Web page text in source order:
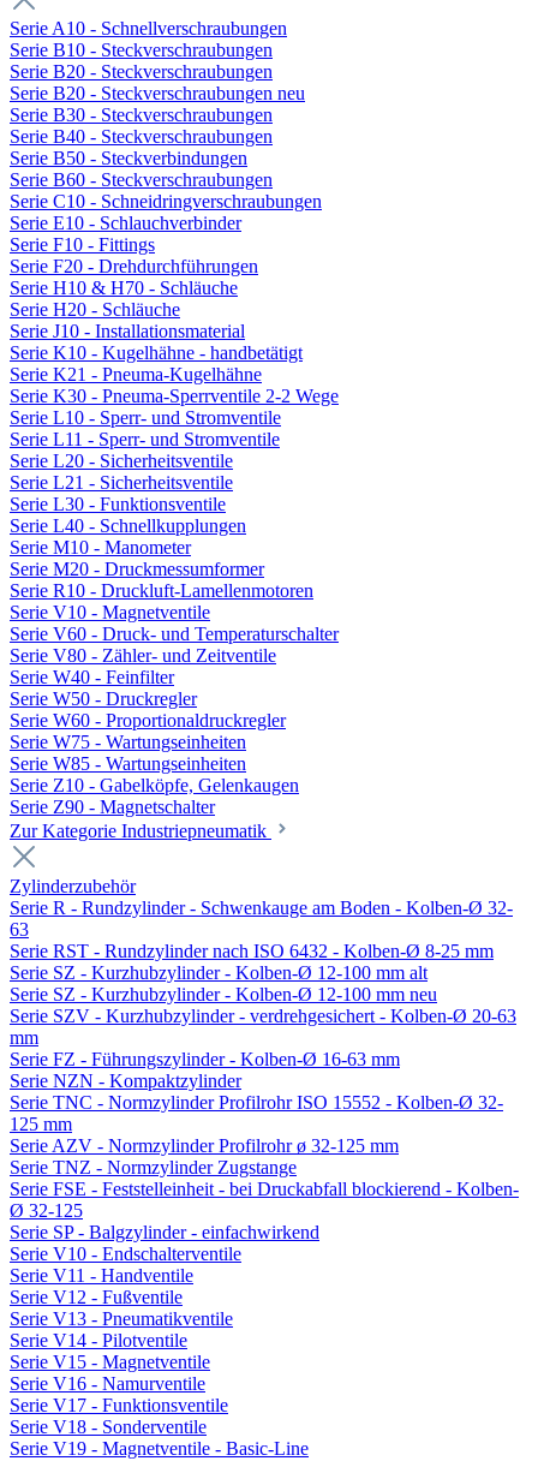
Serie A10 - Schnellverschraubungen
Serie B10 - Steckverschraubungen
Serie B20 - Steckverschraubungen
Serie B20 - Steckverschraubungen neu
Serie B30 - Steckverschraubungen
Serie B40 - Steckverschraubungen
Serie B50 - Steckverbindungen
Serie B60 - Steckverschraubungen
Serie C10 - Schneidringverschraubungen
Serie E10 - Schlauchverbinder
Serie F10 - Fittings
Serie F20 - Drehdurchführungen
Serie H10 & H70 - Schläuche
Serie H20 - Schläuche
Serie J10 - Installationsmaterial
Serie K10 - Kugelhähne - handbetätigt
Serie K21 - Pneuma-Kugelhähne
Serie K30 - Pneuma-Sperrventile 2-2 Wege
Serie L10 - Sperr- und Stromventile
Serie L11 - Sperr- und Stromventile
Serie L20 - Sicherheitsventile
Serie L21 - Sicherheitsventile
Serie L30 - Funktionsventile
Serie L40 - Schnellkupplungen
Serie M10 - Manometer
Serie M20 - Druckmessumformer
Serie R10 - Druckluft-Lamellenmotoren
Serie V10 - Magnetventile
Serie V60 - Druck- und Temperaturschalter
Serie V80 - Zähler- und Zeitventile
Serie W40 - Feinfilter
Serie W50 - Druckregler
Serie W60 - Proportionaldruckregler
Serie W75 - Wartungseinheiten
Serie W85 - Wartungseinheiten
Serie Z10 - Gabelköpfe, Gelenkaugen
Serie Z90 - Magnetschalter
Zur Kategorie Industriepneumatik
Zylinderzubehör
Serie R - Rundzylinder - Schwenkauge am Boden - Kolben-Ø 32-
63
Serie RST - Rundzylinder nach ISO 6432 - Kolben-Ø 8-25 mm
Serie SZ - Kurzhubzylinder - Kolben-Ø 12-100 mm alt
Serie SZ - Kurzhubzylinder - Kolben-Ø 12-100 mm neu
Serie SZV - Kurzhubzylinder - verdrehgesichert - Kolben-Ø 20-63
mm
Serie FZ - Führungszylinder - Kolben-Ø 16-63 mm
Serie NZN - Kompaktzylinder
Serie TNC - Normzylinder Profilrohr ISO 15552 - Kolben-Ø 32-
125 mm
Serie AZV - Normzylinder Profilrohr ø 32-125 mm
Serie TNZ - Normzylinder Zugstange
Serie FSE - Feststelleinheit - bei Druckabfall blockierend - Kolben-
Ø 32-125
Serie SP - Balgzylinder - einfachwirkend
Serie V10 - Endschalterventile
Serie V11 - Handventile
Serie V12 - Fußventile
Serie V13 - Pneumatikventile
Serie V14 - Pilotventile
Serie V15 - Magnetventile
Serie V16 - Namurventile
Serie V17 - Funktionsventile
Serie V18 - Sonderventile
Serie V19 - Magnetventile - Basic-Line